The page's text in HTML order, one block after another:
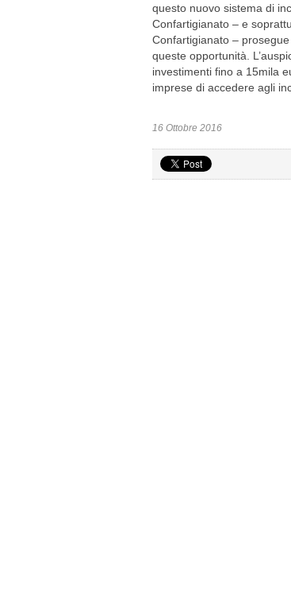
questo nuovo sistema di
Confartigianato – e
Confartigianato –
queste opportunità.
investimenti fino a 15mila
imprese di accedere agli
16 Ottobre 2016